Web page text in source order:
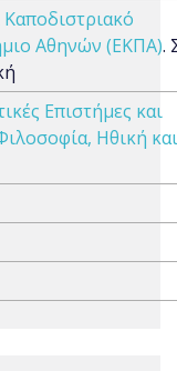
Καποδιστριακό
Αθηνών (ΕΚΠΑ).
Επιστήμες και
Ηθική και